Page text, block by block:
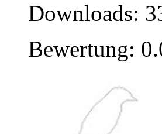
Downloads:
Bewertung: